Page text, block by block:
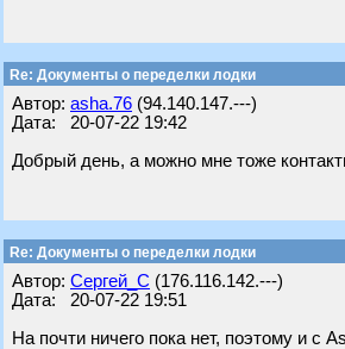
Re: Документы о переделки лодки
Автор: asha.76 (94.140.147.---)
Дата: 20-07-22 19:42
Добрый день, а можно мне тоже
Re: Документы о переделки лодки
Автор: Сергей_С (176.116.142.---)
Дата: 20-07-22 19:51
На почти ничего пока нет, поэтому и с